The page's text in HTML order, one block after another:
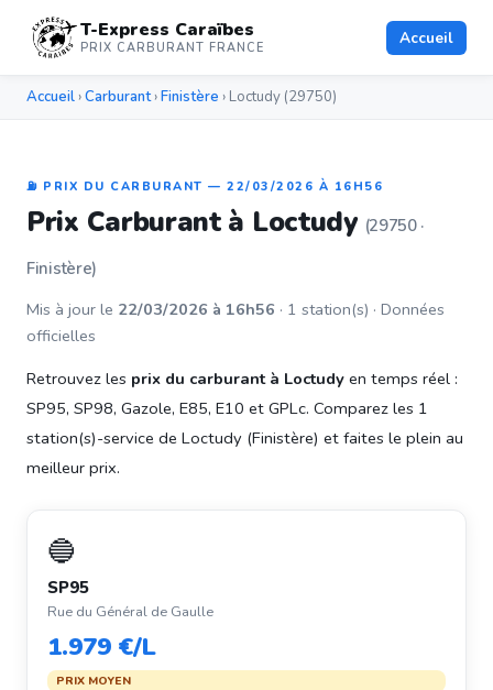
T-Express Caraïbes
PRIX CARBURANT FRANCE Accueil
Accueil ›Carburant›Finistère › Loctudy (29750)
⛽ PRIX DU CARBURANT — 22/03/2026 À 16H56
Prix Carburant à Loctudy (29750 ·
Finistère)
Mis à jour le 22/03/2026 à 16h56 · 1 station(s) · Données
officielles
Retrouvez les prix du carburant à Loctudy en temps réel :
SP95, SP98, Gazole, E85, E10 et GPLc. Comparez les 1
station(s)-service de Loctudy (Finistère) et faites le plein au
meilleur prix.
🔵
SP95
Rue du Général de Gaulle
1.979 €/L
PRIX MOYEN